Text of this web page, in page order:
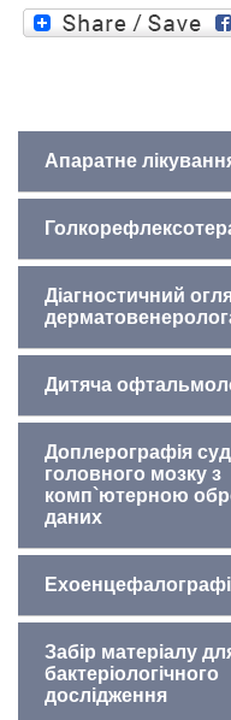
Дізнайтесь
Апаратне
Діагностичний
Дитяча
Доплерографія
головного мозку з
комп`ютерною
даних
Забір матеріалу
бактеріологічного
дослідження